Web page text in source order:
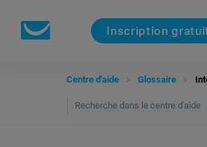
Inscription
Centre d'aide Glossaire